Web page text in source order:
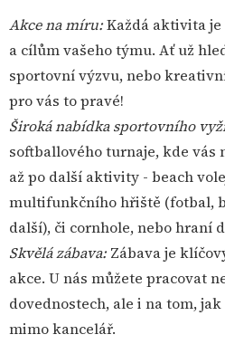
Akce na míru:Každá aktivita je
a cílům vašeho týmu. Ať už
sportovní výzvu, nebo
pro vás to pravé!
Široká nabídka sportovního
softballového turnaje, kde vás
až po další aktivity - beach
multifunkčního hřiště (fotbal,
další), či cornhole, nebo hraní
Skvělá zábava:Zábava je
akce. U nás můžete pracovat
dovednostech, ale i na tom,
mimo kancelář.